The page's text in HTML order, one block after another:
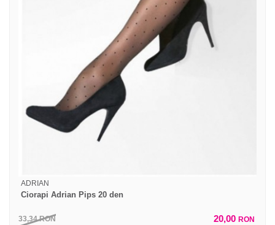
ADRIAN
Ciorapi Adrian Pips 20 den
33,34RON 20,00 RON